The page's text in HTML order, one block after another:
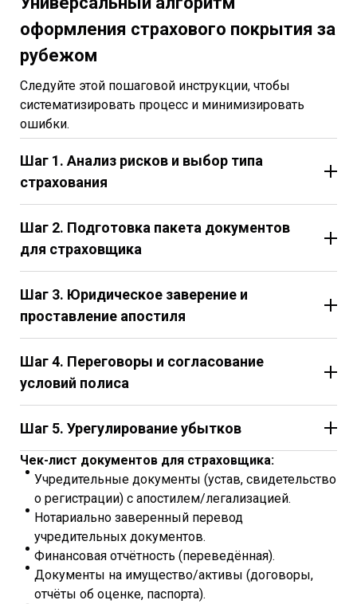
оформления страхового покрытия за
рубежом
Следуйте этой пошаговой инструкции, чтобы
систематизировать процесс и минимизировать
ошибки.
Шаг 1. Анализ рисков и выбор типа
страхования
Шаг 2. Подготовка пакета документов
для страховщика
Учредительные документы (устав, свидетельство
о регистрации).
Финансовая отчётность за последние 2-3 года.
Отчёты об оценке имущества, проектная
Шаг 3. Юридическое заверение и
проставление апостиля
Если да: документы заверяются у нотариуса,
затем на них проставляется апостиль в органах
юстиции и МИД.
Если нет: требуется консульская легализация –
более длительная процедура через МИД и
консульство страны назначения.
Шаг 4. Переговоры и согласование
условий полиса
Шаг 5. Урегулирование убытков
Чек-лист документов для страховщика:
Учредительные документы (устав, свидетельство
о регистрации) с апостилем/легализацией.
Нотариально заверенный перевод
учредительных документов.
Финансовая отчётность (переведённая).
Документы на имущество/активы (договоры,
отчёты об оценке, паспорта).